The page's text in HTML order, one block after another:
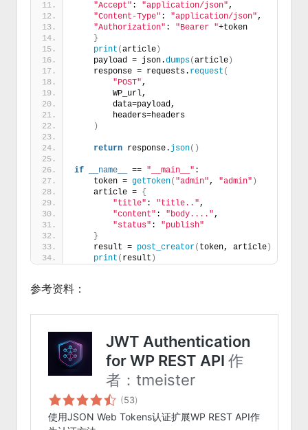
"Accept" : "application/json",
"Content-Type" : "application/json",
"Authorization" : "Bearer "+token
}
print (article)
    payload = json.
dumps(article)
    response = requests.
request (
"POST",
        WP_url,
        data=payload,
        headers=headers
)
return response. json()
if __name__ == "__main__" :
    token =
getToken( "admin", "admin" )
    article =
{
"title" : "title..",
"content" : "body....",
"status" :
"publish"
}
    result =
post_creator( token, article)
print ( result )
参考资料：